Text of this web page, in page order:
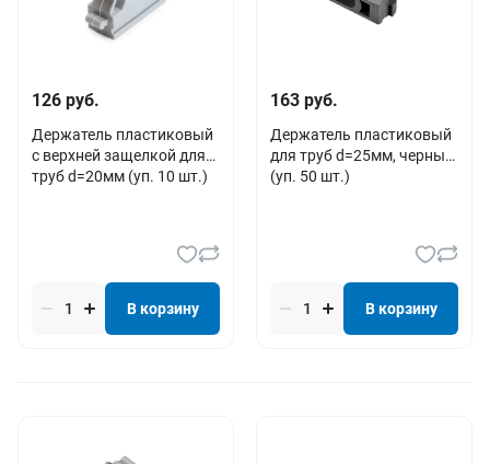
126 руб.
Держатель пластиковый
с верхней защелкой для
труб d=20мм (уп. 10 шт.)
В корзину
163 руб.
Держатель пластиковый
для труб d=25мм, черный
(уп. 50 шт.)
В корзину